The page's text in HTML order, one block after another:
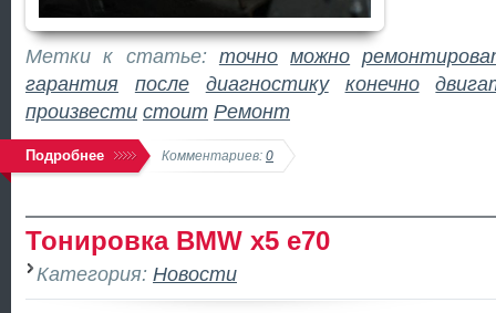
Метки к статье: точно можно
гарантия
после диагностику конечно
произвести стоит Ремонт
Подробнее Комментариев: 0
Тонировка BMW x5 e70
Категория: Новости